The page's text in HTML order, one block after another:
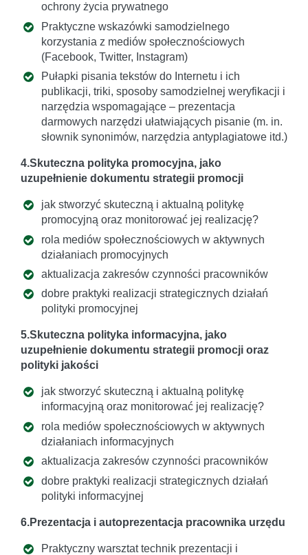
ochrony życia prywatnego
Praktyczne wskazówki samodzielnego
korzystania z mediów społecznościowych
(Facebook, Twitter, Instagram)
Pułapki pisania tekstów do Internetu i ich
publikacji, triki, sposoby samodzielnej weryfikacji i
narzędzia wspomagające – prezentacja
darmowych narzędzi ułatwiających pisanie (m. in.
słownik synonimów, narzędzia antyplagiatowe itd.)
4.Skuteczna polityka promocyjna, jako
uzupełnienie dokumentu strategii promocji
jak stworzyć skuteczną i aktualną politykę
promocyjną oraz monitorować jej realizację?
rola mediów społecznościowych w aktywnych
działaniach promocyjnych
aktualizacja zakresów czynności pracowników
dobre praktyki realizacji strategicznych działań
polityki promocyjnej
5.Skuteczna polityka informacyjna, jako
uzupełnienie dokumentu strategii promocji oraz
polityki jakości
jak stworzyć skuteczną i aktualną politykę
informacyjną oraz monitorować jej realizację?
rola mediów społecznościowych w aktywnych
działaniach informacyjnych
aktualizacja zakresów czynności pracowników
dobre praktyki realizacji strategicznych działań
polityki informacyjnej
6.Prezentacja i autoprezentacja pracownika urzędu
Praktyczny warsztat technik prezentacji i